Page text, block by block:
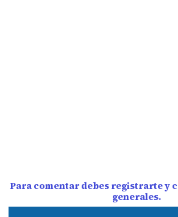
Para comentar debes registrarte y
generales.